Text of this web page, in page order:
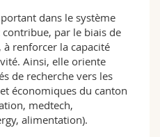
dans le système
par le biais de
renforcer la capacité
Ainsi, elle oriente
de recherche vers les
économiques du canton
medtech,
alimentation).